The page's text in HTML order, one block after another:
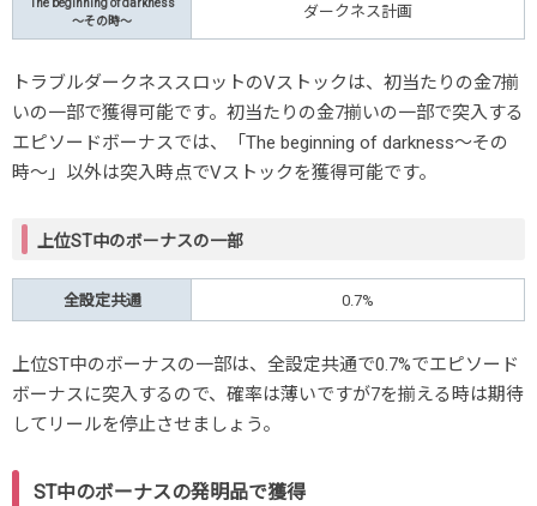
The beginning of darkness
～その時～
ダークネス計画
トラブルダークネススロットのVストックは、初当たりの金7揃
いの一部で獲得可能です。初当たりの金7揃いの一部で突入する
エピソードボーナスでは、「The beginning of darkness～その
時～」以外は突入時点でVストックを獲得可能です。
上位ST中のボーナスの一部
全設定共通 0.7%
上位ST中のボーナスの一部は、全設定共通で0.7%でエピソード
ボーナスに突入するので、確率は薄いですが7を揃える時は期待
してリールを停止させましょう。
ST中のボーナスの発明品で獲得